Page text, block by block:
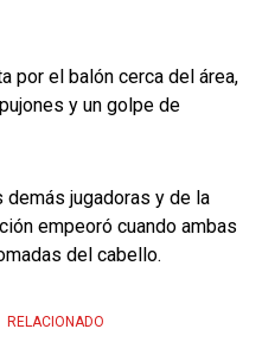
por el balón cerca del área,
y un golpe de
jugadoras y de la
empeoró cuando ambas
del cabello.
RELACIONADO